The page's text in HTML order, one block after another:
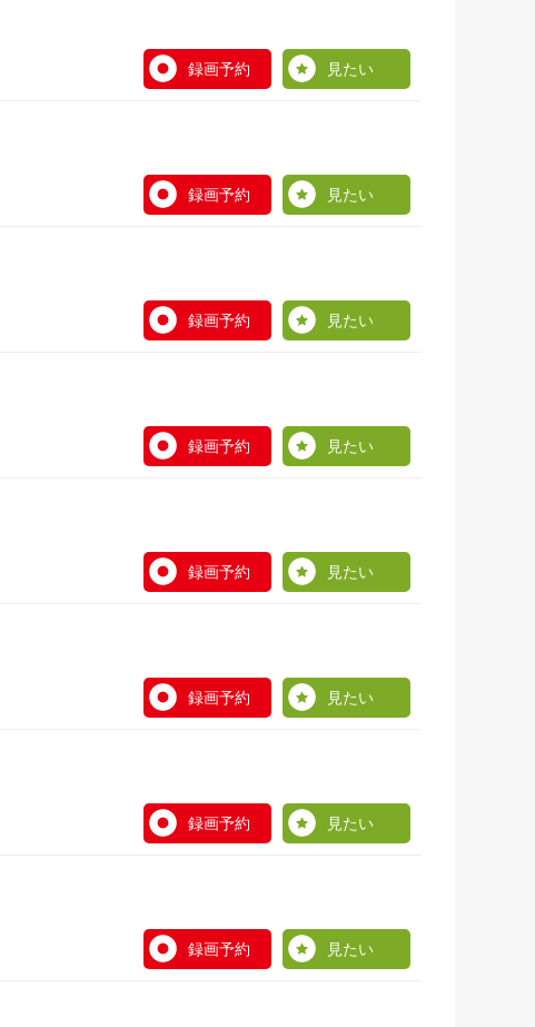
録画予約 見たい
録画予約 見たい
録画予約 見たい
録画予約 見たい
録画予約 見たい
録画予約 見たい
録画予約 見たい
録画予約 見たい